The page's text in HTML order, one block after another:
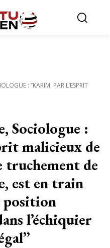
: ‘’KARIM, PAR L’ESPRIT
Sociologue :
malicieux de
truchement de
est en train
position
l’échiquier